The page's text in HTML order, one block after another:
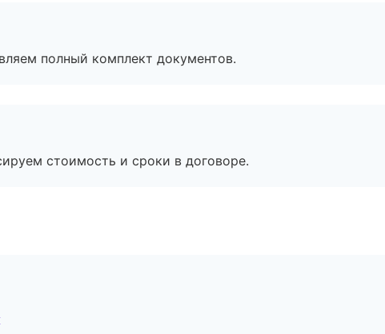
полный комплект документов.
стоимость и сроки в договоре.